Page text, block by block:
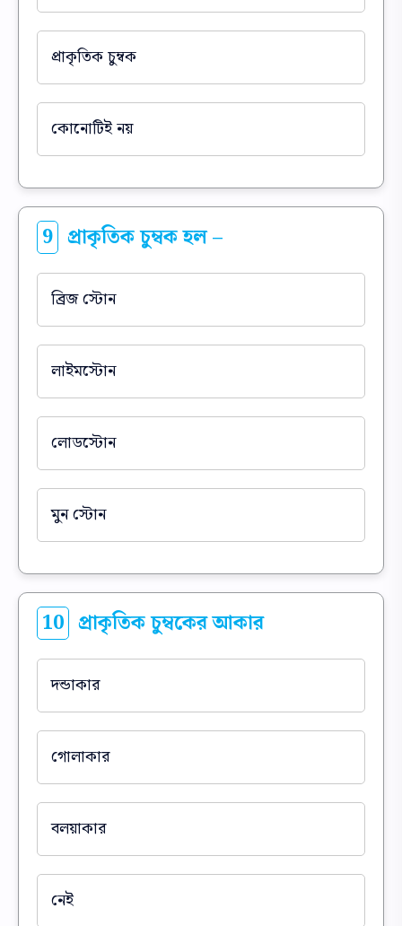
প্রাকৃতিক চুম্বক
কোনোটিই নয়
9 প্রাকৃতিক চুম্বক হল –
ব্রিজ স্টোন
লাইমস্টোন
লোডস্টোন
মুন স্টোন
10 প্রাকৃতিক চুম্বকের আকার
দন্ডাকার
গোলাকার
বলয়াকার
নেই